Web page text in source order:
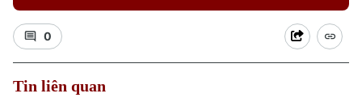
0
Tin liên quan